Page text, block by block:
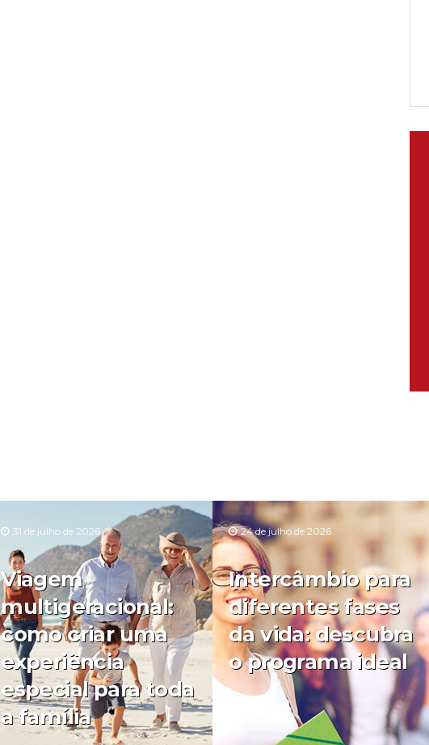
31 de julho de 2026
Viagem
multigeracional:
como criar uma
experiência
especial para toda
a família
24 de julho de 2026
Intercâmbio para
diferentes fases
da vida: descubra
o programa ideal